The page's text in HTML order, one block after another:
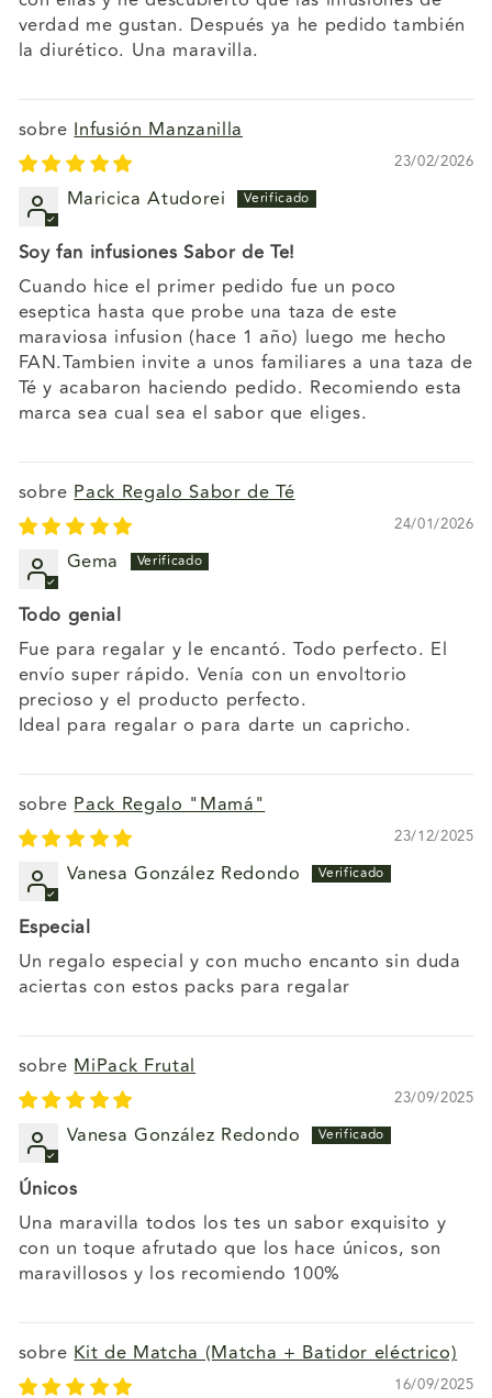
verdad me gustan. Después ya he pedido también
la diurético. Una maravilla.
Infusión Manzanilla
23/02/2026
Maricica Atudorei
Soy fan infusiones Sabor de Te!
Cuando hice el primer pedido fue un poco
eseptica hasta que probe una taza de este
maraviosa infusion (hace 1 año) luego me hecho
FAN.Tambien invite a unos familiares a una taza de
Té y acabaron haciendo pedido. Recomiendo esta
marca sea cual sea el sabor que eliges.
Pack Regalo Sabor de Té
24/01/2026
Gema
Todo genial
Fue para regalar y le encantó. Todo perfecto. El
envío super rápido. Venía con un envoltorio
precioso y el producto perfecto.
Ideal para regalar o para darte un capricho.
Pack Regalo "Mamá"
23/12/2025
Vanesa González Redondo
Especial
Un regalo especial y con mucho encanto sin duda
aciertas con estos packs para regalar
MiPack Frutal
23/09/2025
Vanesa González Redondo
Únicos
Una maravilla todos los tes un sabor exquisito y
con un toque afrutado que los hace únicos, son
maravillosos y los recomiendo 100%
Kit de Matcha (Matcha + Batidor eléctrico)
16/09/2025